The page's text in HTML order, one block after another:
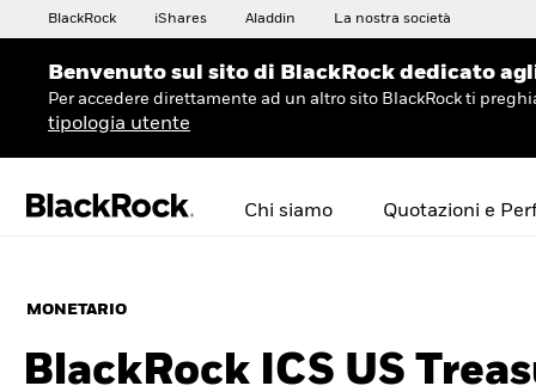
BlackRock iShares Aladdin La nostra società
Benvenuto sul sito di BlackRock dedicato
Per accedere direttamente ad un altro sito BlackRock ti
tipologia utente
Chi siamo Quotazioni e
MONETARIO
BlackRock ICS US